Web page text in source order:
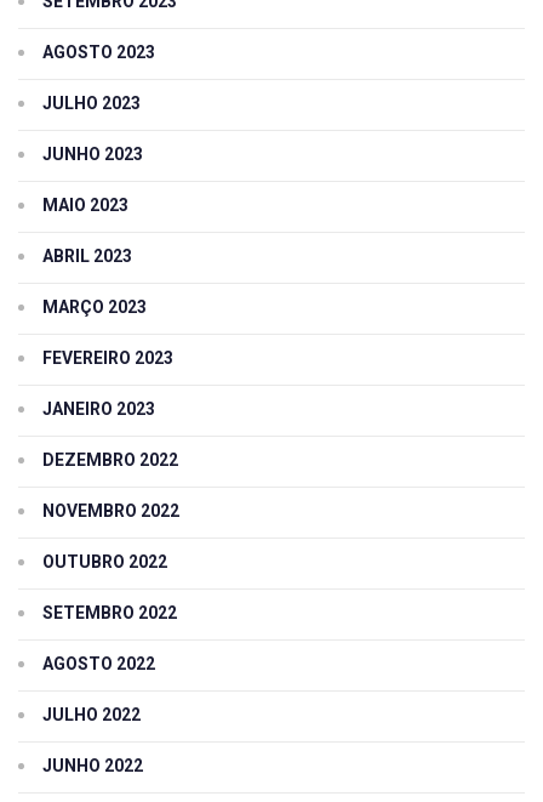
AGOSTO 2023
JULHO 2023
JUNHO 2023
MAIO 2023
ABRIL 2023
MARÇO 2023
FEVEREIRO 2023
JANEIRO 2023
DEZEMBRO 2022
NOVEMBRO 2022
OUTUBRO 2022
SETEMBRO 2022
AGOSTO 2022
JULHO 2022
JUNHO 2022